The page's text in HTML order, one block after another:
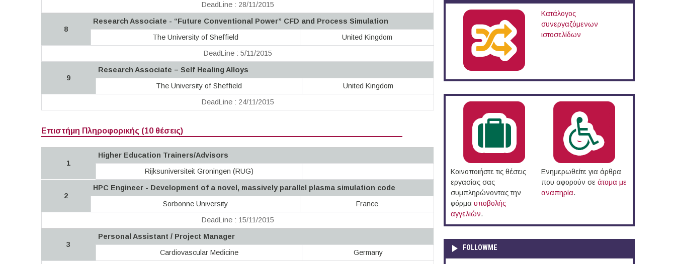
DeadLine : 28/11/2015
8
Research Associate - “Future Conventional Power” CFD and Process Simulation
The University of Sheffield
United Kingdom
DeadLine : 5/11/2015
9
Research Associate – Self Healing Alloys
The University of Sheffield
United Kingdom
DeadLine : 24/11/2015
Επιστήμη Πληροφορικής (10 θέσεις)
1
Higher Education Trainers/Advisors
Rijksuniversiteit Groningen (RUG)
2
HPC Engineer - Development of a novel, massively parallel plasma simulation code
Sorbonne University
France
DeadLine : 15/11/2015
3
Personal Assistant / Project Manager
Cardiovascular Medicine
Germany
Κατάλογος
συνεργαζόμενων
ιστοσελίδων
Κοινοποιήστε τις θέσεις
εργασίας σας
συμπληρώνοντας την
φόρμα υποβολής
αγγελιών.
Ενημερωθείτε για άρθρα
που αφορούν σε άτομα με
αναπηρία.
FOLLOWME